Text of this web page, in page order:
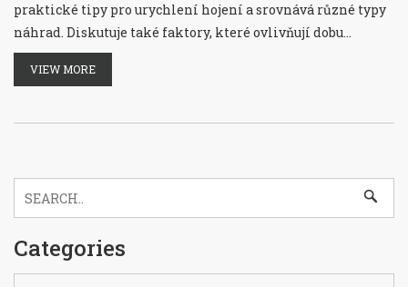
praktické tipy pro urychlení hojení a srovnává různé typy
náhrad. Diskutuje také faktory, které ovlivňují dobu
zotavení a návrat běžné funkce chrupu.
VIEW MORE
Categories